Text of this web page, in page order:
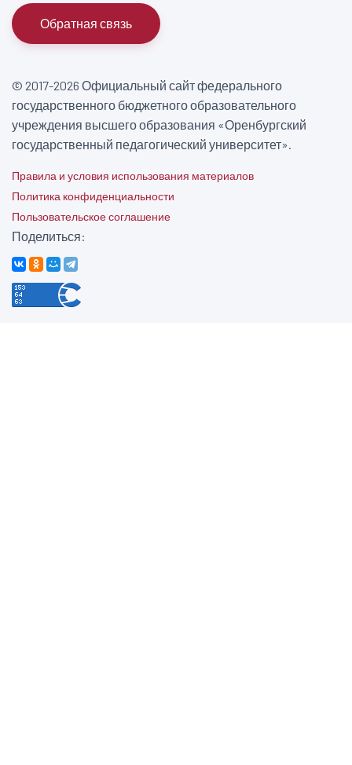
Обратная связь
© 2017-2026 Официальный сайт федерального
государственного бюджетного образовательного
учреждения высшего образования «Оренбургский
государственный педагогический университет».
Правила и условия использования материалов
Политика конфиденциальности
Пользовательское соглашение
Поделиться: